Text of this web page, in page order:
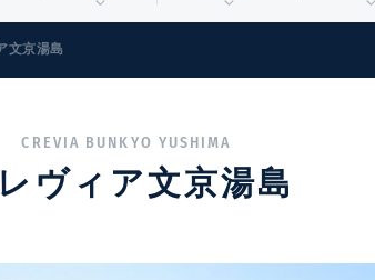
文京湯島
CREVIA BUNKYO YUSHIMA
ヴィア文京湯島